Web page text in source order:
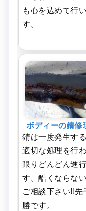
も心を込めて行
す。
ボディーの錆修
錆は一度発生する
適切な処理を行
限りどんどん進
す。酷くならな
ご相談下さい!!先
勝です。